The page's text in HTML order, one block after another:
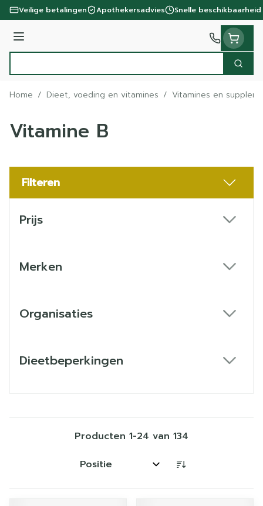
Ga naar de inhoud
Veilige betalingen Apothekersadvies Snelle beschikbaarheid
Menu
Zoek
Home / Dieet, voeding en vitamines / Vitamines en
Vitamine B
Filteren
Prijs
Merken
Organisaties
Dieetbeperkingen
Producten 1-24 van 134
Sorteer op: